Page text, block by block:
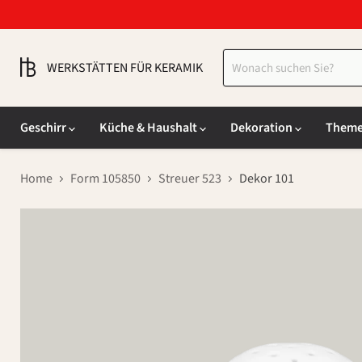
WERKSTÄTTEN FÜR KERAMIK
Geschirr
Küche & Haushalt Dekoration
Home Form 105850 Streuer 523 Dekor 101